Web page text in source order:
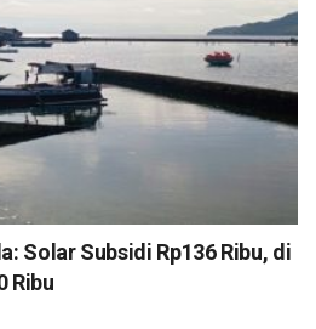
Solar Subsidi Rp136 Ribu, di
Ribu